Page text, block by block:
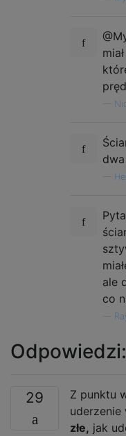
ale
co
Odpowiedzi:
29
Z punktu
uderzenie
złe, jak